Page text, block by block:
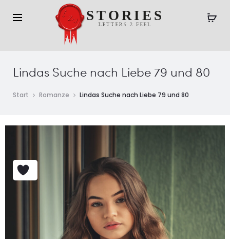
Lindas Suche nach Liebe 79 und 80
Start Romanze Lindas Suche nach Liebe 79 und 80